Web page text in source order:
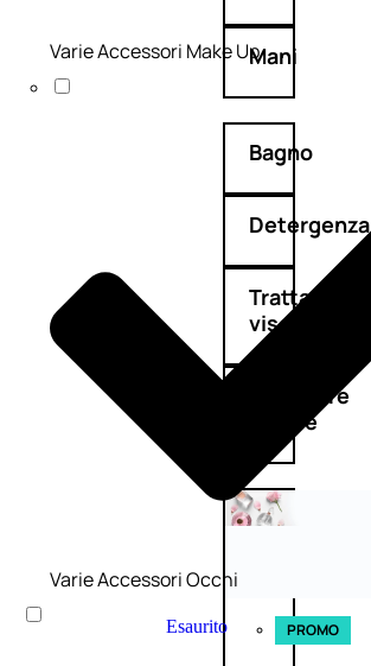
Mani
Bagno
Detergenza
Trattamenti
viso
Maschere
nature
Esaurito PROMO
Varie Accessori Make Up
Varie Accessori Occhi